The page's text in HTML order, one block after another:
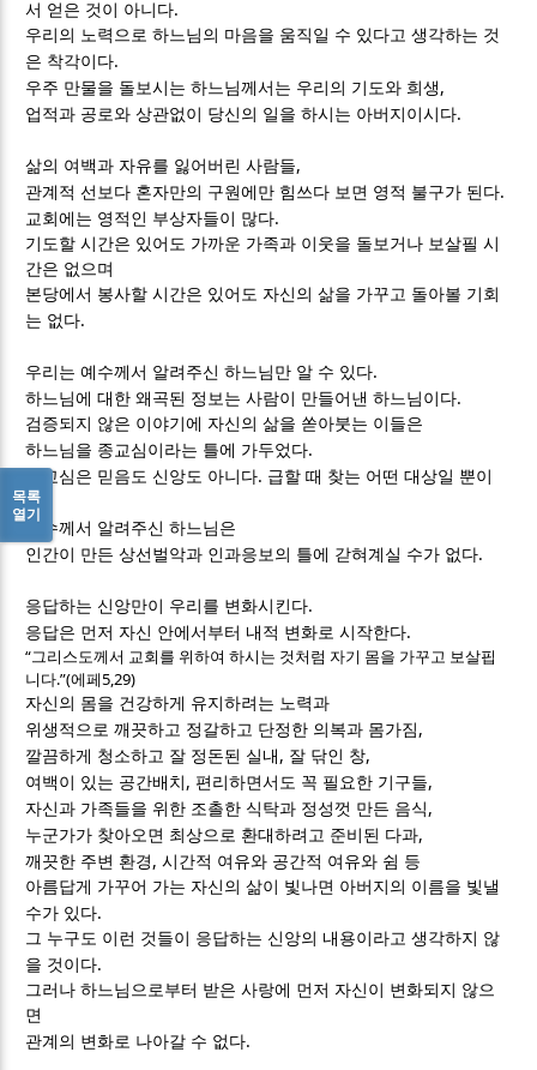
서 얻은 것이 아니다.
우리의 노력으로 하느님의 마음을 움직일 수 있다고 생각하는 것
은 착각이다.
우주 만물을 돌보시는 하느님께서는 우리의 기도와 희생 ,
업적과 공로와 상관없이 당신의 일을 하시는 아버지이시다.
삶의 여백과 자유를 잃어버린 사람들,
관계적 선보다 혼자만의 구원에만 힘쓰다 보면 영적 불구가 된다.
교회에는 영적인 부상자들이 많다.
기도할 시간은 있어도 가까운 가족과 이웃을 돌보거나 보살필 시
간은 없으며
본당에서 봉사할 시간은 있어도 자신의 삶을 가꾸고 돌아볼 기회
는 없다.
우리는 예수께서 알려주신 하느님만 알 수 있다.
하느님에 대한 왜곡된 정보는 사람이 만들어낸 하느님이다.
검증되지 않은 이야기에 자신의 삶을 쏟아붓는 이들은
하느님을 종교심이라는 틀에 가두었다.
종교심은 믿음도 신앙도 아니다. 급할 때 찾는 어떤 대상일 뿐이
다
예수께서 알려주신 하느님은
인간이 만든 상선벌악과 인과응보의 틀에 갇혀계실 수가 없다.
응답하는 신앙만이 우리를 변화시킨다.
응답은 먼저 자신 안에서부터 내적 변화로 시작한다.
“그리스도께서 교회를 위하여 하시는 것처럼 자기 몸을 가꾸고 보살핍
니다.”(에페5,29)
자신의 몸을 건강하게 유지하려는 노력과
위생적으로 깨끗하고 정갈하고 단정한 의복과 몸가짐 ,
깔끔하게 청소하고 잘 정돈된 실내 , 잘 닦인 창,
여백이 있는 공간배치 ,편리하면서도 꼭 필요한 기구들,
자신과 가족들을 위한 조촐한 식탁과 정성껏 만든 음식 ,
누군가가 찾아오면 최상으로 환대하려고 준비된 다과,
깨끗한 주변 환경 ,시간적 여유와 공간적 여유와 쉼 등
아름답게 가꾸어 가는 자신의 삶이 빛나면 아버지의 이름을 빛낼
수가 있다.
그 누구도 이런 것들이 응답하는 신앙의 내용이라고 생각하지 않
을 것이다.
그러나 하느님으로부터 받은 사랑에 먼저 자신이 변화되지 않으
면
관계의 변화로 나아갈 수 없다.
목록
열기